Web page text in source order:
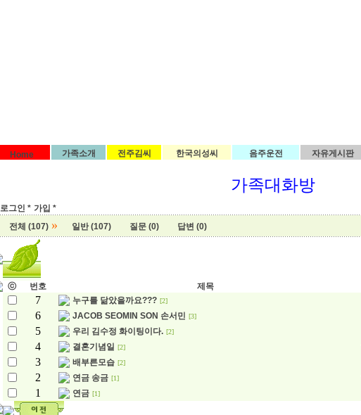
Home 가족소개 전주김씨 한국의성씨 음주운전 자유게시판
가족대화방
로그인 * 가입 *
전체 (107) » 일반 (107) 질문 (0) 답변 (0)
ⓒ 번호 제목
7 누구를 닮았을까요??? [2]
6
JACOB SEOMIN SON 손서민 [3]
5
우리 김수정 화이팅이다. [2]
4
결혼기념일 [2]
3
배부른모습 [2]
2
연금 송금 [1]
1
연금 [1]